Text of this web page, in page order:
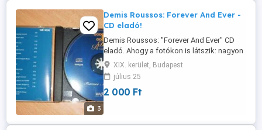
3
Demis Roussos: Forever And Ever -
CD eladó!
Demis Roussos: "Forever And Ever" CD
eladó. Ahogy a fotókon is látszik: nagyon
jó állapotban van. Karcmentes. Eredeti
gyári CD. A részletes tartalom a 3. fotón
látható. Kispesten bármelyik napon
személyesen átvehető délután 2-től -
XIX. kerület, Budapest
július 25
2 000 Ft